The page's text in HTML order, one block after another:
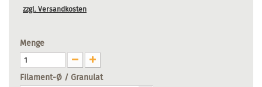
zzgl. Versandkosten
Menge
Filament-Ø / Granulat